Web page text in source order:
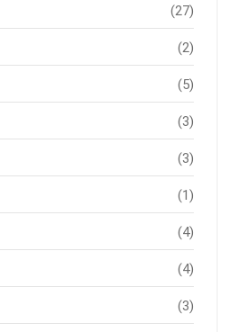
(27)
(2)
(5)
(3)
(3)
(1)
(4)
(4)
(3)